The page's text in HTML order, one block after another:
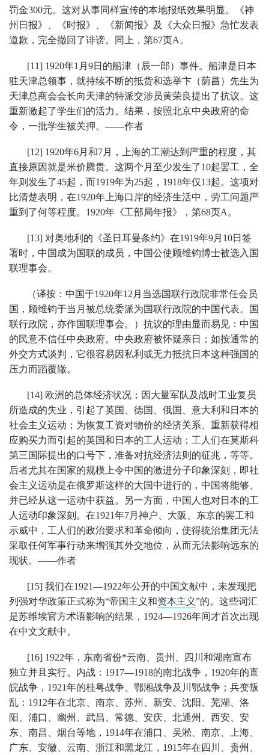
罚金300元。这对从事同样宣传的本地报纸效果明显。《神
州日报》、《时报》、《新闻报》及《大众日报》急忙发表
道歉，完全撤回了诽谤。同上，第67页A。
[11] 1920年1月9日的船津（辰一郎）事件。船津是日本
驻天津总领事，就持续不断的抵货和选举卞（荫昌）先生为
天津总商会会长向天津的特派交涉员黄荣良提出了抗议。这
重新激起了学生们的活力。结果，按照北京中央政府的命
令，一批学生被关押。——作者
[12] 1920年6月和7月，上海的工潮达到严重的程度，其
直接原因就是米价腾贵。这两个月至少发生了10起罢工，全
年则发生了45起，而1919年为25起，1918年仅13起。这项对
比清楚表明，在1920年上海口岸的经济生活中，劳工问题严
重到了何等程度。1920年《工部局年报》，第68页A。
[13] 对奥地利的《圣日耳曼条约》在1919年9月10日签
署时，中国成为国联的成员，中国公使顾维钧博士被选入国
联理事会。
（译按：中国于1920年12月当选国联行政院非常任会员
国，顾维钧于当月被总统委派为国联行政院的中国代表。国
联行政院，亦作国联理事会。）抗议的理由显而易见：中国
的民意不信任中央政府。中央政府被怀疑亲日；如按通常的
外交方式谈判，它很容易因私利或无力抵抗日本这种强国的
压力而蹈覆辙。
[14] 欧洲的总体经济状况；因大量军队及战时工业复员
所造成的失业，引起了英国、德国、俄国、意大利和日本的
社会主义运动；为恢复工资对物价的经济关系、重新获得相
应购买力而引起的英国和日本的工人运动；工人们在莫斯科
第三国际提出的口号下，准备对抗经济法则的征兆，等等。
后者尤其在国家的规模上令中国的激进分子印象深刻，即社
会主义运动是在俄罗斯这样的大国中进行的，中国将能够、
并已经从这一运动中获益。另一方面，中国人也对日本的工
人运动印象深刻。在1921年7月神户、大阪、东京的罢工和
示威中，工人们的政治要求和革命倾向，使得统治集团无法
采取任何军事行动来增强其外交地位，从而无法影响远东的
现状。——作者
[15] 我们在1921—1922年公开的中国文献中，未发现把
列强对华政策正式称为“帝国主义和资本主义”的。这些词汇
是苏维埃官方术语影响的结果，1924—1926年间才首次出现
在中文文献中。
[16] 1922年，东南省份*云南、贵州、四川和湖南宣布
独立并且实行。内战：1917—1918的南北战争，1920年的直
皖战争，1921年的桂粤战争、鄂湘战争及川鄂战争；兵变叛
乱：1912年在北京、南京、苏州、新安、沈阳、芜湖、洛
阳、浦口、幽州、武昌、常德、安庆、北通州、西安、安
东、南昌、烟台等地，1914年在浦口、吴淞、南京、上海、
广东、安徽、云南、浙江和黑龙江，1915年在四川、贵州、